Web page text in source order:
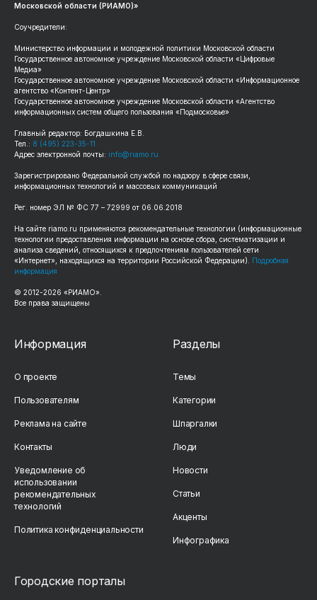
Московской области (РИАМО)»
Соучредители:
Министерство информации и молодежной политики Московской области
Государственное автономное учреждение Московской области «Цифровые
Медиа»
Государственное автономное учреждение Московской области «Информационное
агентство «Контент-Центр»
Государственное автономное учреждение Московской области «Агентство
информационных систем общего пользования «Подмосковье»
Главный редактор: Богдашкина Е.В.
Тел.: 8 (495) 223-35-11
Адрес электронной почты: info@riamo.ru
Зарегистрировано Федеральной службой по надзору в сфере связи,
информационных технологий и массовых коммуникаций
Рег. номер ЭЛ № ФС 77 – 72999 от 06.06.2018
На сайте riamo.ru применяются рекомендательные технологии (информационные
технологии предоставления информации на основе сбора, систематизации и
анализа сведений, относящихся к предпочтениям пользователей сети
«Интернет», находящихся на территории Российской Федерации). Подробная
информация
© 2012-2026 «РИАМО».
Все права защищены
Информация
О проекте
Пользователям
Реклама на сайте
Контакты
Уведомление об
использовании
рекомендательных
технологий
Политика конфиденциальности
Разделы
Темы
Категории
Шпаргалки
Люди
Новости
Статьи
Акценты
Инфографика
Городские порталы